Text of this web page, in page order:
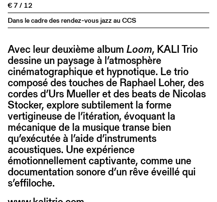
€ 7 / 12
Dans le cadre des rendez-vous jazz au CCS
Avec leur deuxième album Loom, KALI Trio
dessine un paysage à l’atmosphère
cinématographique et hypnotique. Le trio
composé des touches de Raphael Loher, des
cordes d’Urs Mueller et des beats de Nicolas
Stocker, explore subtilement la forme
vertigineuse de l’itération, évoquant la
mécanique de la musique transe bien
qu’exécutée à l’aide d’instruments
acoustiques. Une expérience
émotionnellement captivante, comme une
documentation sonore d’un rêve éveillé qui
s’effiloche.